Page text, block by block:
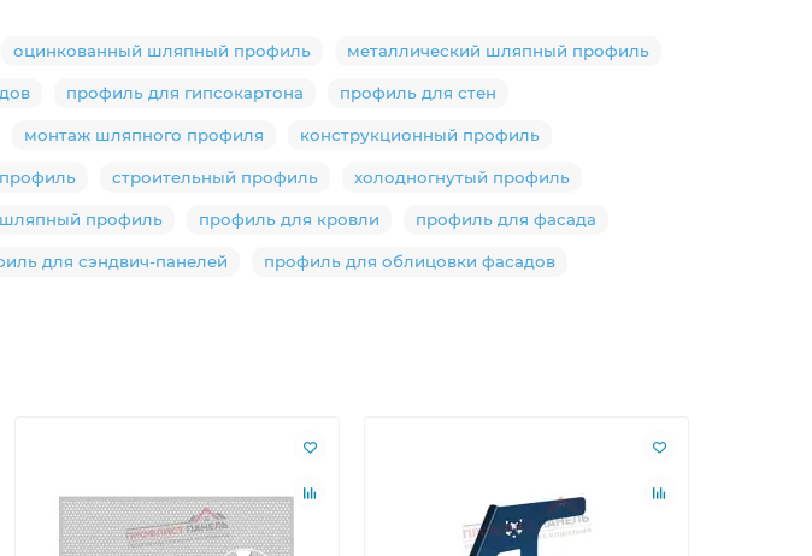
оцинкованный шляпный профиль металлический шляпный профиль
профиль для гипсокартона профиль для стен
монтаж шляпного профиля конструкционный профиль
строительный профиль холодногнутый профиль
профиль профиль для кровли профиль для фасада
для сэндвич-панелей профиль для облицовки фасадов